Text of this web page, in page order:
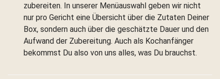
zubereiten. In unserer Menüauswahl geben wir nicht
nur pro Gericht eine Übersicht über die Zutaten Deiner
Box, sondern auch über die geschätzte Dauer und den
Aufwand der Zubereitung. Auch als Kochanfänger
bekommst Du also von uns alles, was Du brauchst.